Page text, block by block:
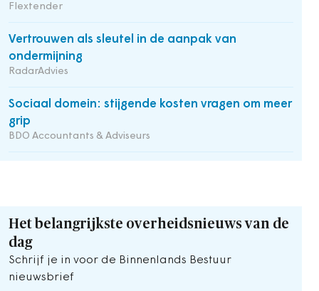
Flextender
Vertrouwen als sleutel in de aanpak van
ondermijning
RadarAdvies
Sociaal domein: stijgende kosten vragen om meer
grip
BDO Accountants & Adviseurs
Het belangrijkste overheidsnieuws van de
dag
Schrijf je in voor de Binnenlands Bestuur
nieuwsbrief